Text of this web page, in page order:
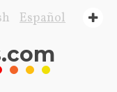
.com
Español